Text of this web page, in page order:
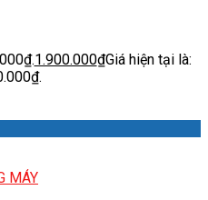
1.900.000₫Giá hiện tại là:
MÁY